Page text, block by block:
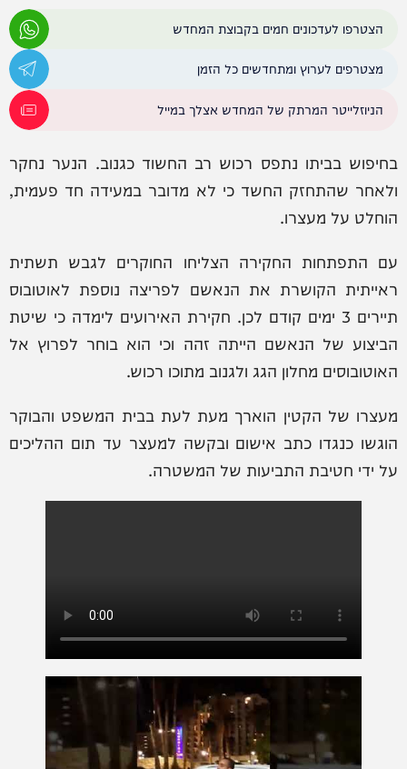
הצטרפו לעדכונים חמים בקבוצת המחדש
מצטרפים לערוץ ומתחדשים כל הזמן
הניוזלייטר המרתק של המחדש אצלך במייל
בחיפוש בביתו נתפס רכוש רב החשוד כגנוב. הנער נחקר
ולאחר שהתחזק החשד כי לא מדובר במעידה חד פעמית,
הוחלט על מעצרו.
עם התפתחות החקירה הצליחו החוקרים לגבש תשתית
ראייתית הקושרת את הנאשם לפריצה נוספת לאוטובוס
תיירים 3 ימים קודם לכן. חקירת האירועים לימדה כי שיטת
הביצוע של הנאשם הייתה זהה וכי הוא בוחר לפרוץ אל
האוטובוסים מחלון הגג ולגנוב מתוכו רכוש.
מעצרו של הקטין הוארך מעת לעת בבית המשפט והבוקר
הוגשו כנגדו כתב אישום ובקשה למעצר עד תום ההליכים
על ידי חטיבת התביעות של המשטרה.